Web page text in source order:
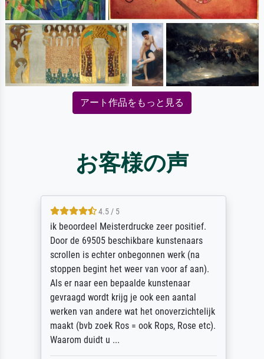
アート作品をもっと見る
お客様の声
4.5 / 5
ik beoordeel Meisterdrucke zeer positief.
Door de 69505 beschikbare kunstenaars
scrollen is echter onbegonnen werk (na
stoppen begint het weer van voor af aan).
Als er naar een bepaalde kunstenaar
gevraagd wordt krijg je ook een aantal
werken van andere wat het onoverzichtelijk
maakt (bvb zoek Ros = ook Rops, Rose etc).
Waarom duidt u ...